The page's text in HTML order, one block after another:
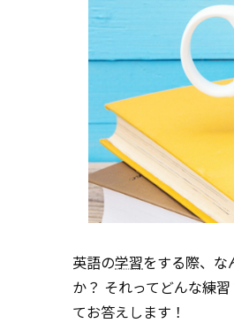
英語の学習をする際、な
か？ それってどんな練
てお答えします！